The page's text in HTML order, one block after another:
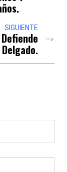
SIGUIENTE